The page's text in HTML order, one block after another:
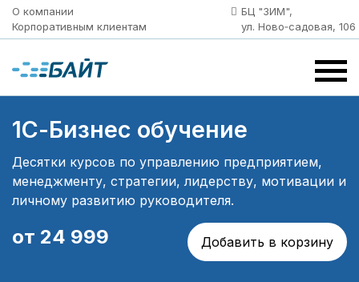
О компании
Корпоративным клиентам
БЦ "ЗИМ",
ул. Ново‑садовая, 106
1С-Бизнес обучение
Десятки курсов по управлению предприятием,
менеджменту, стратегии, лидерству, мотивации и
личному развитию руководителя.
от 24 999